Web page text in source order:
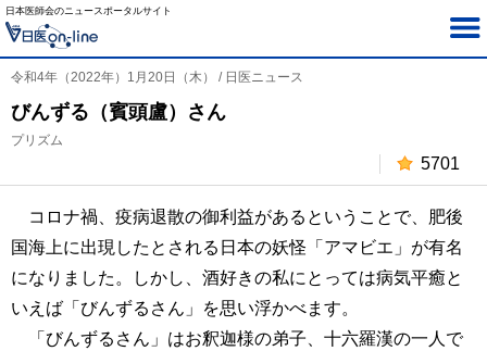
日本医師会のニュースポータルサイト
令和4年（2022年）1月20日（木） / 日医ニュース
びんずる（賓頭盧）さん
プリズム
5701
コロナ禍、疫病退散の御利益があるということで、肥後
国海上に出現したとされる日本の妖怪「アマビエ」が有名
になりました。しかし、酒好きの私にとっては病気平癒と
いえば「びんずるさん」を思い浮かべます。
「びんずるさん」はお釈迦様の弟子、十六羅漢の一人で